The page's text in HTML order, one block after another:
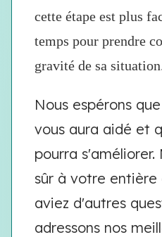
cette étape est plus
temps pour prendre
gravité de sa
Nous espérons
vous aura aidé et
pourra s'améliorer.
sûr à votre entière
aviez d'autres
adressons nos